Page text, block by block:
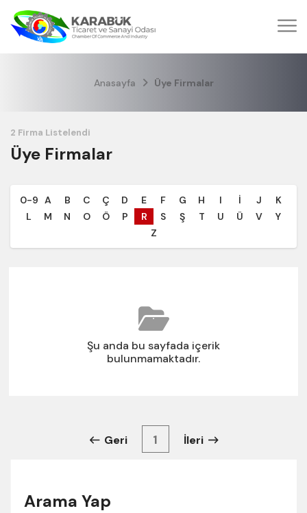
Anasayfa Üye Firmalar
Arama Yap
Üye Firmalar
0-9 A B C Ç D E F G H I İ J
K
L
M N O Ö P R S Ş T U Ü V
Y
Z
Şu anda bu sayfada içerik
bulunmamaktadır.
Geri 1 İleri